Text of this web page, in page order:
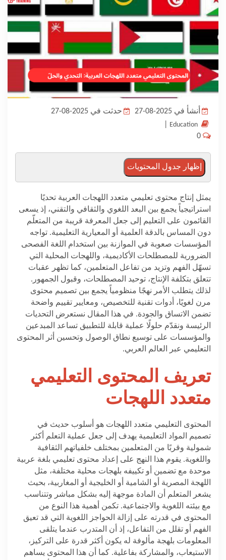
المدونة
أنشأ في 2025-08-27 حدثت في 2025-08-27
Education
إظهار جدول المحتويات
يمثل إنتاج محتوى تعليمي متعدد اللهجات العربية تحديًا
استراتيجياً يجمع بين البعد اللغوي والثقافي والتقني، إذ يسعى
القائمون على التعليم إلى جعل المعرفة قريبة من المتعلّم
دون المساس بالدقة العلمية أو المعيارية التعليمية. تواجه
المؤسسات صعوبة في الموازنة بين استخدام اللغة الفصحى
الضرورية للمصطلحات الأكاديمية، واللهجات المحلية التي
تسهّل الفهم وتزيد من تفاعل المتعلمين، كما تظهر عقبات
تتعلق بتكلفة الإنتاج، توحيد المصطلحات، وقبول الجمهور.
لذلك يتطلب الأمر نهجًا منظومياً يجمع بين تصميم محتوى
مرن لغويًا، أدوات تقنية للتخصيص، ومعايير تقييم واضحة
تضمن الاتساق والجودة. في هذا المقال نستعرض التحديات
الرئيسة ونقدّم حلولًا عملية قابلة للتطبيق تساعد المبدعين
والمؤسسات على توسيع نطاق الوصول وتحسين أثر المحتوى
التعليمي عبر العالم العربي.
تعريف المحتوى التعليمي
متعدد اللهجات
المحتوى التعليمي متعدد اللهجات هو أسلوب حديث في
تصميم المواد التعليمية يهدف إلى جعل عملية التعلم أكثر
شمولية وقربًا من المتعلمين بمختلف خلفياتهم الثقافية
واللغوية. يقوم هذا النهج على إعداد محتوى تعليمي بلغة عربية
موحدة مع تضمين أو تكييفه بلهجات محلية مختلفة، مثل
اللهجة المصرية أو الشامية أو الخليجية أو المغاربية، بحيث
يشعر المتعلم أن المادة موجهة إليه بشكل مباشر وتتناسب
مع بيئته اللغوية والاجتماعية. تكمن أهمية هذا النوع من
المحتوى في قدرته على إزالة الحواجز اللغوية التي قد تعيق
الفهم أو تقلل من التفاعل، إذ أن المتدرب عندما يتلقى
المعلومات بلهجة مألوفة له يكون أكثر قدرة على التركيز،
الاستيعاب، والمشاركة بفاعلية. كما أن هذا المحتوى يساهم